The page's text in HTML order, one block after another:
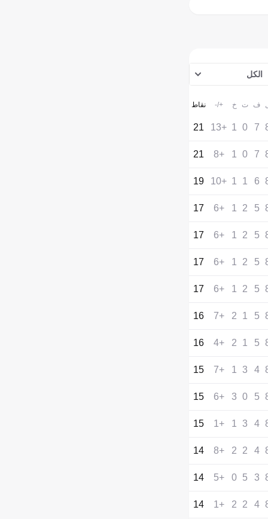
الكل
ف ت خ +/- نقاط
7
0
1
+13
21
7
0
1
+8
21
6
1
1
+10
19
5
2
1
+6
17
5
2
1
+6
17
5
2
1
+6
17
5
2
1
+6
17
5
1
2
+7
16
5
1
2
+4
16
4
3
1
+7
15
5
0
3
+6
15
4
3
1
+1
15
4
2
2
+8
14
3
5
0
+5
14
4
2
2
+1
14